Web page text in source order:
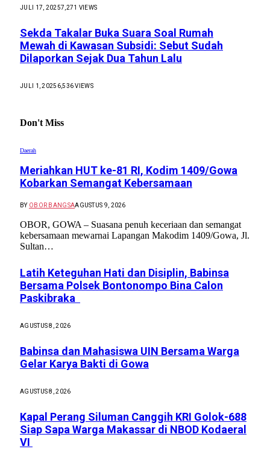
JULI 17, 20257,271 VIEWS
Sekda Takalar Buka Suara Soal Rumah
Mewah di Kawasan Subsidi: Sebut Sudah
Dilaporkan Sejak Dua Tahun Lalu
JULI 1, 2025 6,536VIEWS
Don't Miss
Daerah
Meriahkan HUT ke-81 RI, Kodim 1409/Gowa
Kobarkan Semangat Kebersamaan
BY OBOR BANGSAAGUSTUS 9, 2026
OBOR, GOWA – Suasana penuh keceriaan dan semangat
kebersamaan mewarnai Lapangan Makodim 1409/Gowa, Jl.
Sultan…
Latih Keteguhan Hati dan Disiplin, Babinsa
Bersama Polsek Bontonompo Bina Calon
Paskibraka
AGUSTUS 8, 2026
Babinsa dan Mahasiswa UIN Bersama Warga
Gelar Karya Bakti di Gowa
AGUSTUS 8, 2026
Kapal Perang Siluman Canggih KRI Golok-688
Siap Sapa Warga Makassar di NBOD Kodaeral
VI